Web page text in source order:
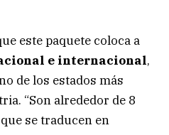
este paquete coloca a
e internacional,
de los estados más
“Son alrededor de 8
se traducen en